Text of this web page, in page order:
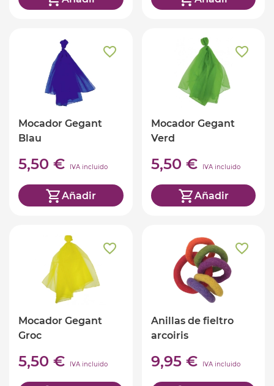
Mocador Gegant
Blau
5,50 € IVA incluido
Añadir
Mocador Gegant
Verd
5,50 € IVA incluido
Añadir
Mocador Gegant
Groc
5,50 € IVA incluido
Anillas de fieltro
arcoiris
9,95 € IVA incluido